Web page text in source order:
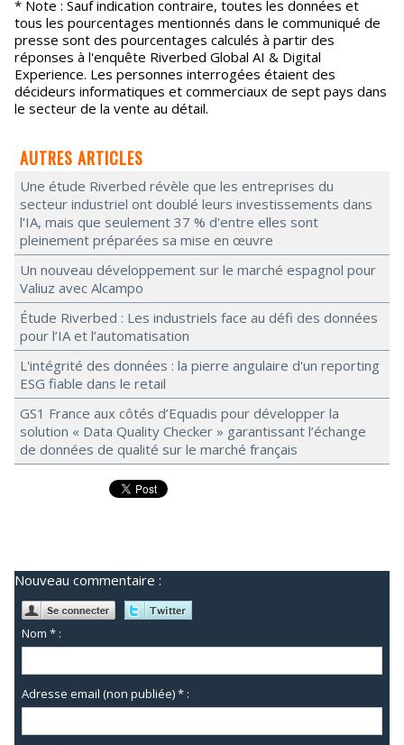
* Note : Sauf indication contraire, toutes les données et
tous les pourcentages mentionnés dans le communiqué de
presse sont des pourcentages calculés à partir des
réponses à l'enquête Riverbed Global AI & Digital
Experience. Les personnes interrogées étaient des
décideurs informatiques et commerciaux de sept pays dans
le secteur de la vente au détail.
AUTRES ARTICLES
Une étude Riverbed révèle que les entreprises du
secteur industriel ont doublé leurs investissements dans
l'IA, mais que seulement 37 % d'entre elles sont
pleinement préparées sa mise en œuvre
Un nouveau développement sur le marché espagnol pour
Valiuz avec Alcampo
Étude Riverbed : Les industriels face au défi des données
pour l’IA et l’automatisation
L'intégrité des données : la pierre angulaire d'un reporting
ESG fiable dans le retail
GS1 France aux côtés d’Equadis pour développer la
solution « Data Quality Checker » garantissant l’échange
de données de qualité sur le marché français
Nouveau commentaire :
Nom * :
Adresse email (non publiée) * :